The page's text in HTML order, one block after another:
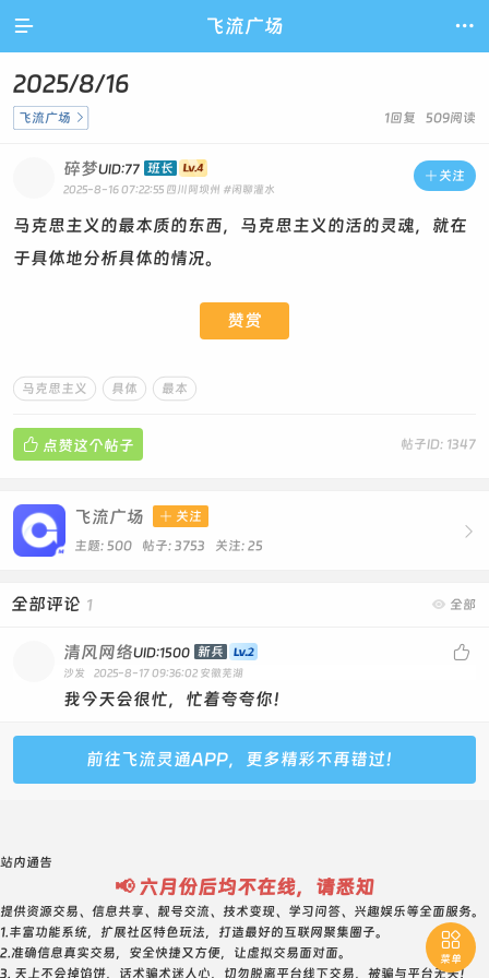
 飞流广场 
2025/8/16
1回复 509阅读
飞流广场 
 关注
碎梦UID:77 班长
2025-8-16 07:22:55 四川阿坝州 #闲聊灌水
马克思主义的最本质的东西，马克思主义的活的灵魂，就在
于具体地分析具体的情况。
赞赏
马克思主义 具体 最本
帖子ID: 1347
 点赞这个帖子

飞流广场  关注
主题: 500 帖子: 3753 关注: 25
 全部
全部评论 1

清风网络UID:1500 新兵
沙发 2025-8-17 09:36:02 安徽芜湖
我今天会很忙，忙着夸夸你！
前往飞流灵通APP，更多精彩不再错过！

菜单
站内通告
📢 六月份后均不在线，请悉知
提供资源交易、信息共享、靓号交流、技术变现、学习问答、兴趣娱乐等全面服务。
1.丰富功能系统，扩展社区特色玩法，打造最好的互联网聚集圈子。
2.准确信息真实交易，安全快捷又方便，让虚拟交易面对面。
3. 天上不会掉馅饼，话术骗术迷人心，切勿脱离平台线下交易，被骗与平台无关！